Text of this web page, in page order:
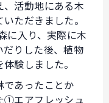
、活動地にある木
ただきました。
に入り、実際に木
だりした後、植物
験しました。
であったことか
①エアフレッシュ